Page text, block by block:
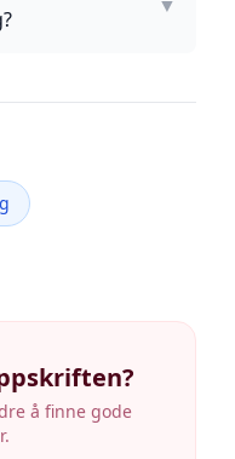
å finne gode